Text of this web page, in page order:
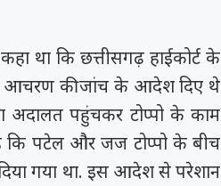
था कि छत्तीसगढ़ हाईकोर्ट के
आचरण की जांच के आदेश दिए थे
अदालत पहुंचकर टोप्पो के काम
कि पटेल और जज टोप्पो के बीच
गया था. इस आदेश से परेशान